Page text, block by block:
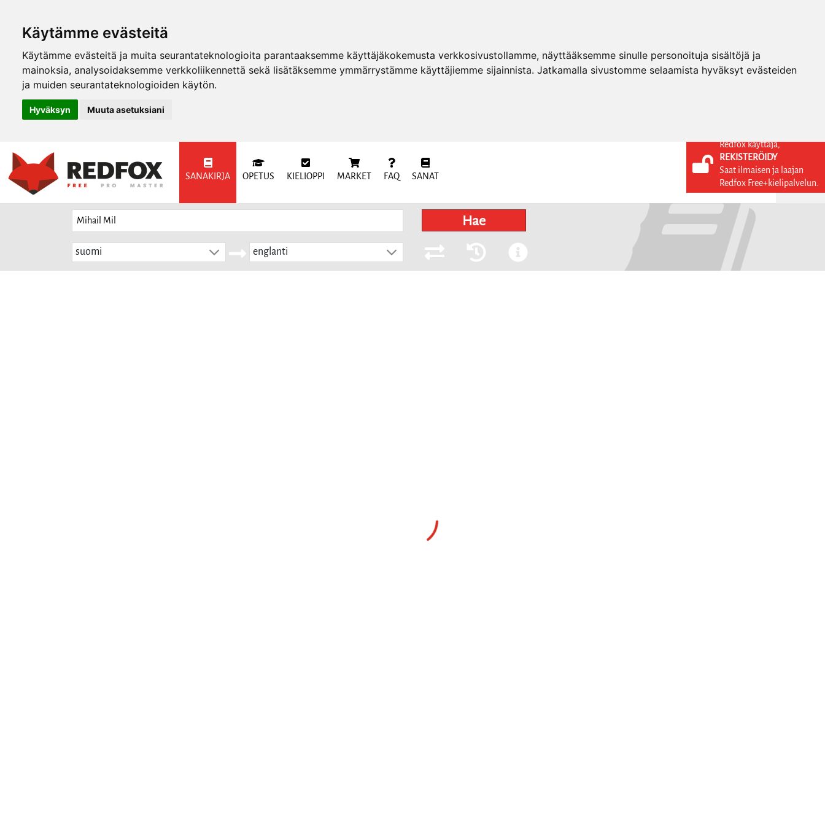
Käytämme evästeitä
Käytämme evästeitä ja muita seurantateknologioita parantaaksemme käyttäjäkokemusta verkkosivustollamme, näyttääksemme sinulle personoituja sisältöjä ja
mainoksia, analysoidaksemme verkkoliikennettä sekä lisätäksemme ymmärrystämme käyttäjiemme sijainnista. Jatkamalla sivustomme selaamista hyväksyt evästeiden
ja muiden seurantateknologioiden käytön.
Hyväksyn Muuta asetuksiani
SANAKIRJA OPETUS KIELIOPPI MARKET FAQ SANAT
KIRJAUDU SISÄÄN
REKISTERÖIDY
Hae
suomi englanti
Redfox käyttäjä,
REKISTERÖIDY
Saat ilmaisen ja laajan
Redfox Free+kielipalvelun.